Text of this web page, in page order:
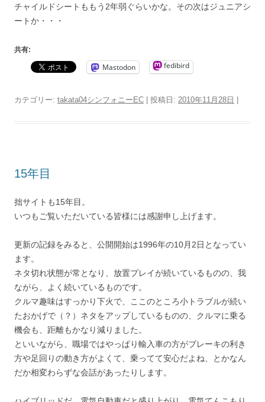
チャイルドシートももう2年弱ぐらいかな。その次はジュニアシ
ートか・・・
共有:
Mastodon fedibird
カテゴリー: takata04シンフォニーEC | 投稿日: 2010年11月28日 |
15年目
拙サイトも15年目。
いつもご覧いただいている皆様には感謝申し上げます。
更新の記録をみると、公開開始は1996年の10月2日となってい
ます。
ネタ切れ状態が常となり、放置プレイが続いているものの、我
ながら、よく続いているものです。
クルマ趣味はすっかり下火で、ここのところ小トラブルが続い
たおかげで（？）ネタをアップしているものの、クルマに乗る
機会も、距離もかなり減りました。
といいながら、職場ではやっぱり輸入車の方がブレーキの利き
方や足回りの動き方がよくて、乗ってて安心だよね、とかなん
だか相変わらずな会話があったりします。